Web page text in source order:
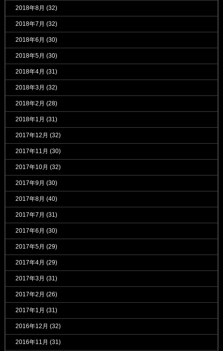
2018年8月 (32)
2018年7月 (32)
2018年6月 (30)
2018年5月 (30)
2018年4月 (31)
2018年3月 (32)
2018年2月 (28)
2018年1月 (31)
2017年12月 (32)
2017年11月 (30)
2017年10月 (32)
2017年9月 (30)
2017年8月 (40)
2017年7月 (31)
2017年6月 (30)
2017年5月 (29)
2017年4月 (29)
2017年3月 (31)
2017年2月 (26)
2017年1月 (31)
2016年12月 (32)
2016年11月 (31)